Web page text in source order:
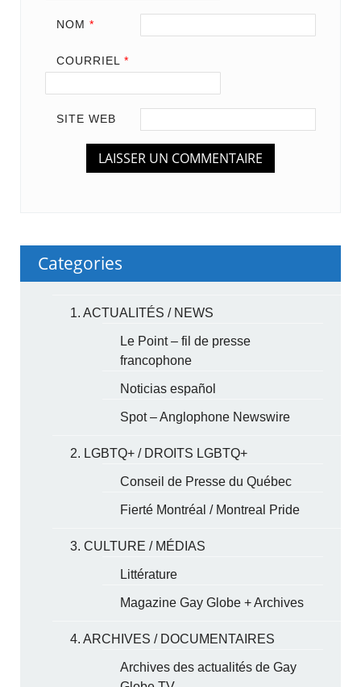
NOM *
COURRIEL *
SITE WEB
Categories
1. ACTUALITÉS / NEWS
Le Point – fil de presse
francophone
Noticias español
Spot – Anglophone Newswire
2. LGBTQ+ / DROITS LGBTQ+
Conseil de Presse du Québec
Fierté Montréal / Montreal Pride
3. CULTURE / MÉDIAS
Littérature
Magazine Gay Globe + Archives
4. ARCHIVES / DOCUMENTAIRES
Archives des actualités de Gay